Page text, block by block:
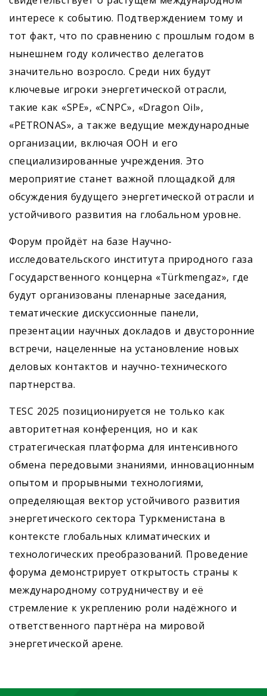
интересе к событию. Подтверждением тому и
тот факт, что по сравнению с прошлым годом в
нынешнем году количество делегатов
значительно возросло. Среди них будут
ключевые игроки энергетической отрасли,
такие как «SPE», «CNPC», «Dragon Oil»,
«PETRONAS», а также ведущие международные
организации, включая ООН и его
специализированные учреждения. Это
мероприятие станет важной площадкой для
обсуждения будущего энергетической отрасли и
устойчивого развития на глобальном уровне.
Форум пройдёт на базе Научно-
исследовательского института природного газа
Государственного концерна «Türkmengaz», где
будут организованы пленарные заседания,
тематические дискуссионные панели,
презентации научных докладов и двусторонние
встречи, нацеленные на установление новых
деловых контактов и научно-технического
партнерства.
TESC 2025 позиционируется не только как
авторитетная конференция, но и как
стратегическая платформа для интенсивного
обмена передовыми знаниями, инновационным
опытом и прорывными технологиями,
определяющая вектор устойчивого развития
энергетического сектора Туркменистана в
контексте глобальных климатических и
технологических преобразований. Проведение
форума демонстрирует открытость страны к
международному сотрудничеству и её
стремление к укреплению роли надёжного и
ответственного партнёра на мировой
энергетической арене.